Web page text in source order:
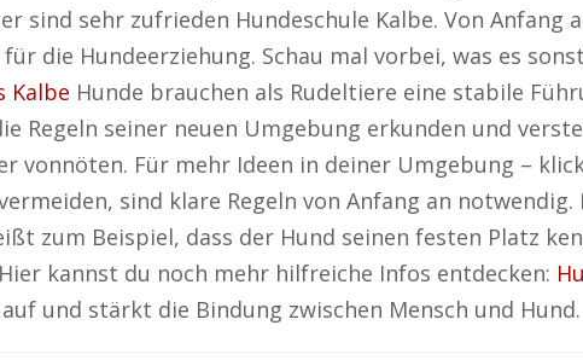
sind sehr zufrieden Hundeschule Kalbe. Von Anfang
die Hundeerziehung. Schau mal vorbei, was es
Kalbe Hunde brauchen als Rudeltiere eine stabile
Regeln seiner neuen Umgebung erkunden und
vonnöten. Für mehr Ideen in deiner Umgebung –
sind klare Regeln von Anfang an
zum Beispiel, dass der Hund seinen festen Platz
kannst du noch mehr hilfreiche Infos entdecken:
und stärkt die Bindung zwischen Mensch und Hund.